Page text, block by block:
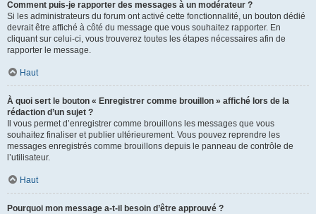
Comment puis-je rapporter des messages à un modérateur ?
Si les administrateurs du forum ont activé cette fonctionnalité, un bouton dédié
devrait être affiché à côté du message que vous souhaitez rapporter. En
cliquant sur celui-ci, vous trouverez toutes les étapes nécessaires afin de
rapporter le message.
Haut
À quoi sert le bouton « Enregistrer comme brouillon » affiché lors de la
rédaction d’un sujet ?
Il vous permet d’enregistrer comme brouillons les messages que vous
souhaitez finaliser et publier ultérieurement. Vous pouvez reprendre les
messages enregistrés comme brouillons depuis le panneau de contrôle de
l’utilisateur.
Haut
Pourquoi mon message a-t-il besoin d’être approuvé ?